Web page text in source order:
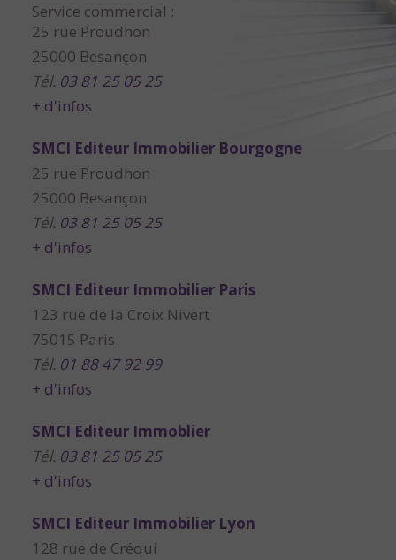
Service commercial :
25 rue Proudhon
25000 Besançon
Tél. 03 81 25 05 25
+ d'infos
SMCI Editeur Immobilier Bourgogne
25 rue Proudhon
25000 Besançon
Tél. 03 81 25 05 25
+ d'infos
SMCI Editeur Immobilier Paris
123 rue de la Croix Nivert
75015 Paris
Tél. 01 88 47 92 99
+ d'infos
SMCI Editeur Immoblier
Tél. 03 81 25 05 25
+ d'infos
SMCI Editeur Immobilier Lyon
128 rue de Créqui